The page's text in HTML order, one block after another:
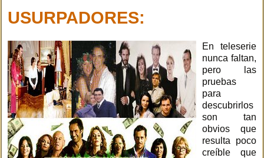
USURPADORES:
En teleserie
nunca faltan,
pero las
pruebas
para
descubrirlos
son tan
obvios que
resulta poco
creíble que